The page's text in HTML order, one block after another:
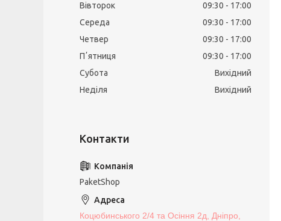
Вівторок
09:30
17:00
Середа
09:30
17:00
Четвер
09:30
17:00
Пʼятниця
09:30
17:00
Субота
Вихідний
Неділя
Вихідний
PaketShop
Коцюбинського 2/4 та Осіння 2д, Дніпро,